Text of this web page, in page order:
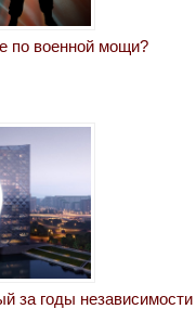
по военной мощи?
за годы независимости